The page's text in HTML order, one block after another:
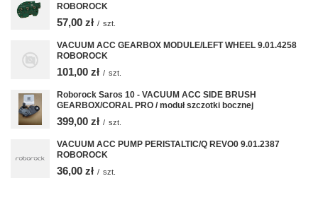
ROBOROCK
57,00 zł / szt.
VACUUM ACC GEARBOX MODULE/LEFT WHEEL 9.01.4258
ROBOROCK
101,00 zł / szt.
Roborock Saros 10 - VACUUM ACC SIDE BRUSH
GEARBOX/CORAL PRO / moduł szczotki bocznej
399,00 zł / szt.
VACUUM ACC PUMP PERISTALTIC/Q REVO0 9.01.2387
ROBOROCK
36,00 zł / szt.